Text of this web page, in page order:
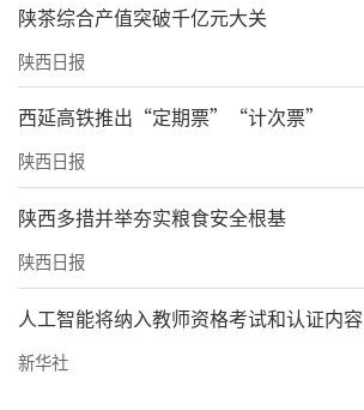
陕茶综合产值突破千亿元大关
陕西日报
西延高铁推出“定期票”“计次票”
陕西日报
陕西多措并举夯实粮食安全根基
陕西日报
人工智能将纳入教师资格考试和认证内容
新华社